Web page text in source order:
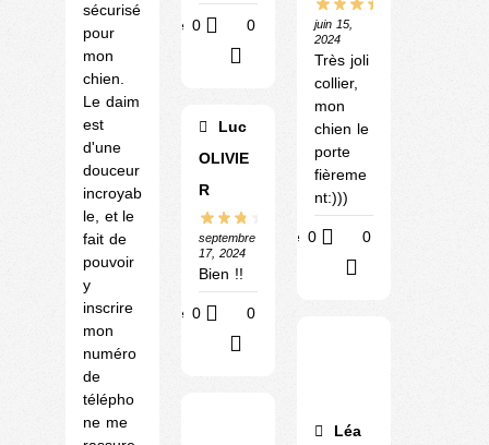
sécurisé
pour
mon
chien.
Le daim
est
d'une
douceur
incroyab
le, et le
fait de
pouvoir
y
inscrire
mon
numéro
de
télépho
ne me
Utile 0 0
Luc
OLIVIE
R
septembre
17, 2024
Bien !!
Utile 0 0
juin 15,
2024
Très joli
collier,
mon
chien le
porte
fièreme
nt:)))
Utile 0 0
Léa